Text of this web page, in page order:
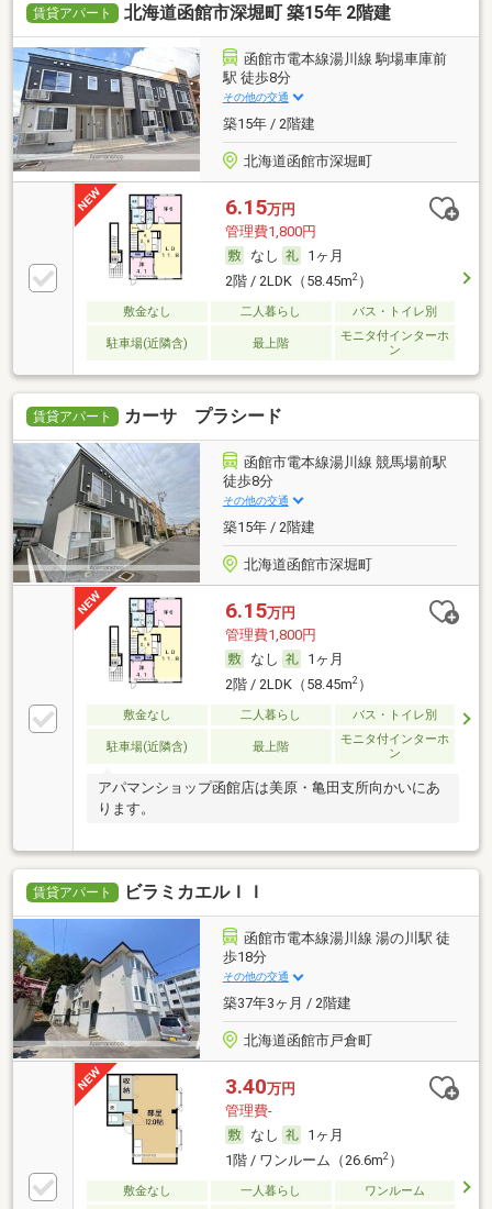
賃貸アパート 北海道函館市深堀町 築15年 2階建
函館市電本線湯川線 駒場車庫前
駅 徒歩8分
その他の交通
築15年 / 2階建
北海道函館市深堀町
6.15万円
管理費1,800円
なし
1ヶ月
2階 / 2LDK（58.45m2）
敷金なし 二人暮らし バス・トイレ別
駐車場(近隣含) 最上階
モニタ付インターホ
ン
賃貸アパート カーサ プラシード
函館市電本線湯川線 競馬場前駅
徒歩8分
その他の交通
築15年 / 2階建
北海道函館市深堀町
6.15万円
管理費1,800円
なし
1ヶ月
2階 / 2LDK（58.45m2）
敷金なし 二人暮らし バス・トイレ別
駐車場(近隣含) 最上階
モニタ付インターホ
ン
アパマンショップ函館店は美原・亀田支所向かいにあ
ります。
賃貸アパート ビラミカエルＩＩ
函館市電本線湯川線 湯の川駅 徒
歩18分
その他の交通
築37年3ヶ月 / 2階建
北海道函館市戸倉町
3.40万円
管理費-
なし
1ヶ月
1階 / ワンルーム（26.6m2）
敷金なし 一人暮らし
ワンルーム